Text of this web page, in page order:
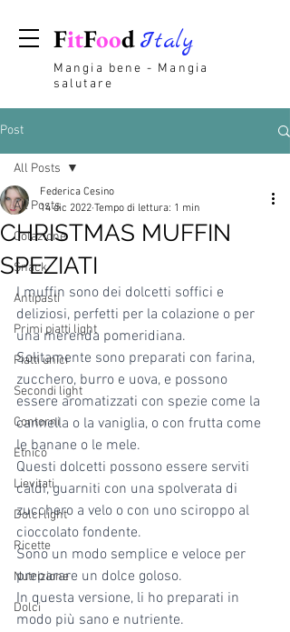
FitFoodItaly
Mangia bene - Mangia
salutare
Post
All Posts
Colazione
Snack
Antipasti
Primi piatti light
Piatti unici
Secondi light
Contorni
Etnico
Lievitati
Dolci light
Ricette
Nutrizione
Dolci
All Posts
CHRISTMAS MUFFIN
SPEZIATI
Federica Cesino
14 dic 2022 Tempo di lettura: 1 min
I muffin sono dei dolcetti soffici e
deliziosi, perfetti per la colazione o per
una merenda pomeridiana.
Solitamente sono preparati con farina,
zucchero, burro e uova, e possono
essere aromatizzati con spezie come la
cannella o la vaniglia, o con frutta come
le banane o le mele.
Questi dolcetti possono essere serviti
caldi, guarniti con una spolverata di
zucchero a velo o con uno sciroppo al
cioccolato fondente.
Sono un modo semplice e veloce per
preparare un dolce goloso.
In questa versione, li ho preparati in
modo più sano e nutriente.